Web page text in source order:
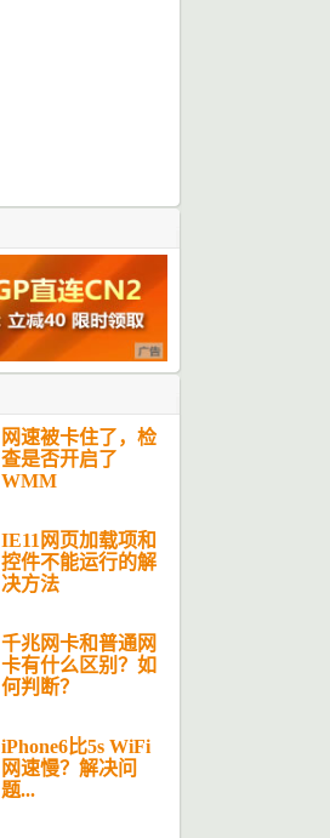
网速被卡住了，检
查是否开启了
WMM
IE11网页加载项和
控件不能运行的解
决方法
千兆网卡和普通网
卡有什么区别？如
何判断？
iPhone6比5s WiFi
网速慢？解决问
题...